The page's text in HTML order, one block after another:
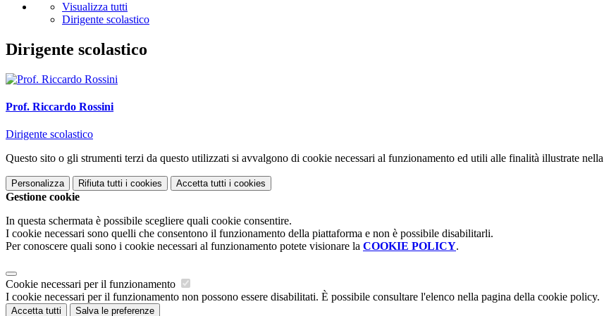
Visualizza tutti
Dirigente scolastico
Dirigente scolastico
Prof. Riccardo Rossini
Dirigente scolastico
Questo sito o gli strumenti terzi da questo utilizzati si avvalgono di cookie necessari al funzionamento ed utili alle finalità illustrate nella
Personalizza Rifiuta tutti i cookies Accetta tutti i cookies
Gestione cookie
In questa schermata è possibile scegliere quali cookie consentire.
I cookie necessari sono quelli che consentono il funzionamento della piattaforma e non è possibile disabilitarli.
Per conoscere quali sono i cookie necessari al funzionamento potete visionare la COOKIE POLICY.
Cookie necessari per il funzionamento
I cookie necessari per il funzionamento non possono essere disabilitati. È possibile consultare l'elenco nella pagina della cookie policy.
Accetta tutti Salva le preferenze